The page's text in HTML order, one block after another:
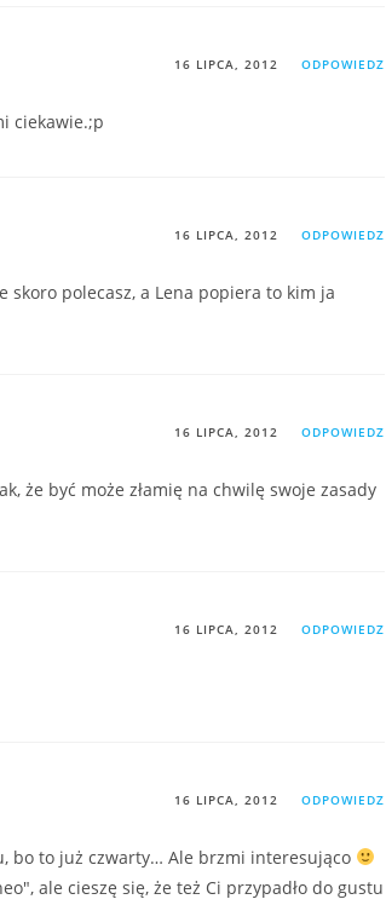
16 LIPCA, 2012 ODPOWIEDZ
ciekawie.;p
16 LIPCA, 2012 ODPOWIEDZ
skoro polecasz, a Lena popiera to kim ja
16 LIPCA, 2012 ODPOWIEDZ
że być może złamię na chwilę swoje zasady
16 LIPCA, 2012 ODPOWIEDZ
16 LIPCA, 2012 ODPOWIEDZ
bo to już czwarty… Ale brzmi interesująco
ale cieszę się, że też Ci przypadło do gustu